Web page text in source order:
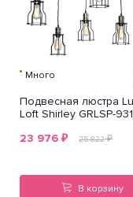
Много
Подвесная люстра
Loft Shirley GRLSP-
23 976 ₽ 25 822₽
В корзину